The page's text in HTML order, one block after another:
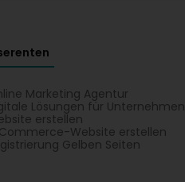
Marketing Agentur
Lösungen für Unternehmen
erstellen
Website erstellen
Gelben Seiten